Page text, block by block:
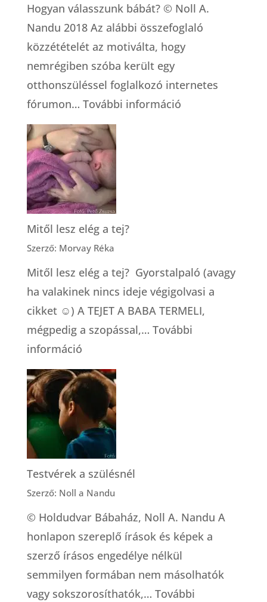
dúla?
Hogyan válasszunk bábát? © Noll A.
Nandu 2018 Az alábbi összefoglaló
közzétételét az motiválta, hogy
nemrégiben szóba került egy
otthonszüléssel foglalkozó internetes
fórumon… További információ:
Mitől lesz elég a tej?
Szerző: Morvay Réka
Mitől lesz elég a tej? Gyorstalpaló (avagy
ha valakinek nincs ideje végigolvasi a
cikket ☺) A TEJET A BABA TERMELI,
mégpedig a szopással,… További
információ:
Mitől
lesz
elég
tej?
Testvérek a szülésnél
Szerző: Noll a Nandu
© Holdudvar Bábaház, Noll A. Nandu A
honlapon szereplő írások és képek a
szerző írásos engedélye nélkül
semmilyen formában nem másolhatók
vagy sokszorosíthatók,… További